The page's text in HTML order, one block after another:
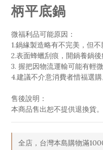
柄平底鍋
微福利品可能原因：
1.鍋緣製造略有不完美，但不
2.表面蜂蠟刮痕，開鍋養鍋後
3. 握把因物流運輸可能有輕微
4.建議不介意消費者惜福選購
售後說明：
本商品售出恕不提供退換貨。
全店，台灣本島購物滿